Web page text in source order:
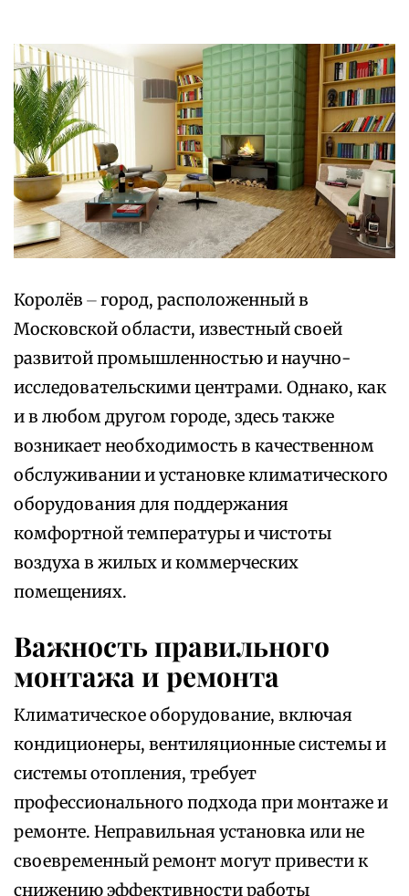
Королёв ⏤ город, расположенный в
Московской области, известный своей
развитой промышленностью и научно-
исследовательскими центрами. Однако, как
и в любом другом городе, здесь также
возникает необходимость в качественном
обслуживании и установке климатического
оборудования для поддержания
комфортной температуры и чистоты
воздуха в жилых и коммерческих
помещениях.
Важность правильного
монтажа и ремонта
Климатическое оборудование, включая
кондиционеры, вентиляционные системы и
системы отопления, требует
профессионального подхода при монтаже и
ремонте. Неправильная установка или не
своевременный ремонт могут привести к
снижению эффективности работы